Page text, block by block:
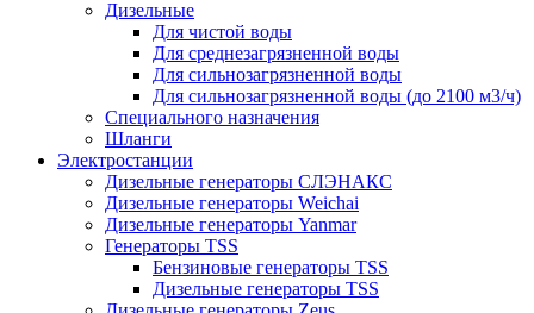
Дизельные
Для чистой воды
Для среднезагрязненной воды
Для сильнозагрязненной воды
Для сильнозагрязненной воды (до 2100 м3/ч)
Специального назначения
Шланги
Электростанции
Дизельные генераторы СЛЭНАКС
Дизельные генераторы Weichai
Дизельные генераторы Yanmar
Генераторы TSS
Бензиновые генераторы TSS
Дизельные генераторы TSS